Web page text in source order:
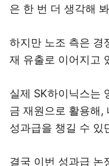
은 한 번 더 생각해
하지만 노조 측은 경
재 유출로 이어지고
실제 SK하이닉스는
금 재원으로 활용해,
성과급을 챙길 수 있
결국 이번 성과급 논